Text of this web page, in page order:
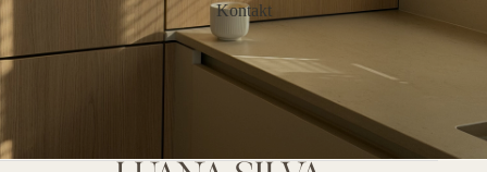
Kontakt